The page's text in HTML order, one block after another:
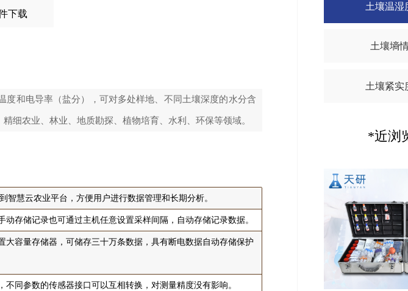
下载
和电导率（盐分），可对多处样地、不同土壤深度的水分含
细农业、林业、地质勘探、植物培育、水利、环保等领域。
慧云农业平台，方便用户进行数据管理和长期分析。
存储记录也可通过主机任意设置采样间隔，自动存储记录数据。
容量存储器，可储存三十万条数据，具有断电数据自动存储保护
同参数的传感器接口可以互相转换，对测量精度没有影响。
土壤温湿
土壤墒
土壤紧实
*近浏